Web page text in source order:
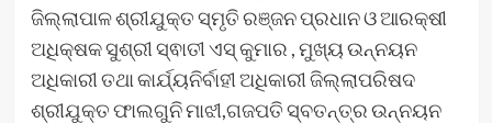
ଜିଲ୍ଲାପାଳ ଶ୍ରୀଯୁକ୍ତ ସ୍ମୃତି ରଞ୍ଜନ ପ୍ରଧାନ ଓ ଆରକ୍ଷୀ
ଅଧିକ୍ଷକ ସୁଶ୍ରୀ ସ୍ଵାତୀ ଏସ୍ କୁମାର , ମୁଖ୍ୟ ଉନ୍ନୟନ
ଅଧିକାରୀ ତଥା କାର୍ଯ୍ୟନିର୍ବାହୀ ଅଧିକାରୀ ଜିଲ୍ଲାପରିଷଦ
ଶ୍ରୀଯୁକ୍ତ ଫାଲଗୁନି ମାଝୀ,ଗଜପତି ସ୍ବତନ୍ତ୍ର ଉନ୍ନୟନ